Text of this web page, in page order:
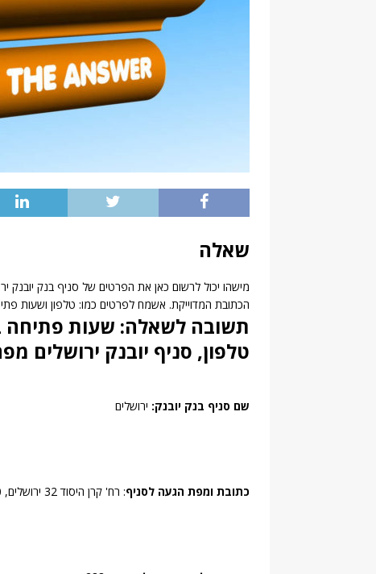
שאלה
הכתובת המדוייקת. אשמח לפרטים כמו: טלפון ושעות
טלפון, סניף יובנק ירושלים
שם סניף בנק יובנק: ירושלים
כתובת ומפת הגעה לסניף: רח' קרן היסוד 32 ירושלים, 91040, ירושלים.